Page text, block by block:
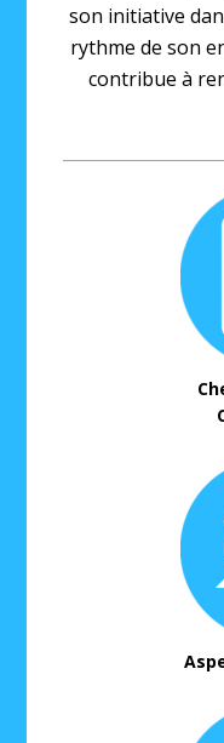
son initiative
rythme de son
contribue à